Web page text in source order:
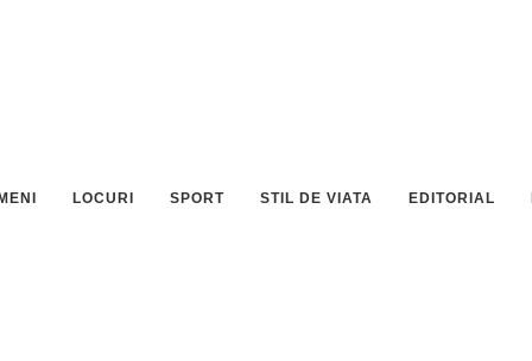
LOCURI SPORT STIL DE VIATA EDITORIAL